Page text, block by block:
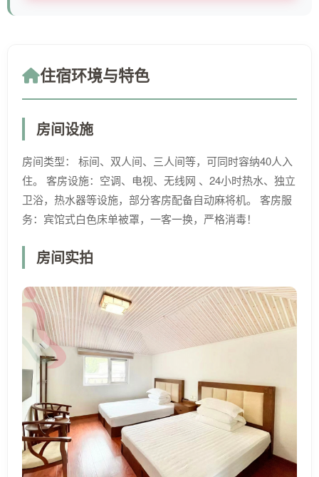
住宿环境与特色
房间设施
房间类型： 标间、双人间、三人间等，可同时容纳40人入
住。 客房设施：空调、电视、无线网 、24小时热水、独立
卫浴，热水器等设施，部分客房配备自动麻将机。 客房服
务：宾馆式白色床单被罩，一客一换，严格消毒！
房间实拍